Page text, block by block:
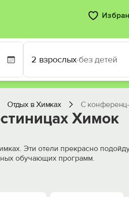
2 взрослых·без детей
Отдых в Химках С
Химок
Эти отели прекрасно
обучающих программ.